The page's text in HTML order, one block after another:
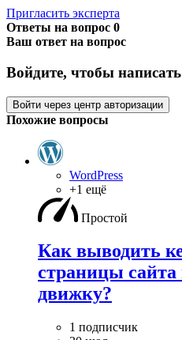
Пригласить эксперта
Ответы на вопрос 0
Ваш ответ на вопрос
Войдите, чтобы написать
Войти через центр авторизации
Похожие вопросы
WordPress
+1 ещё
Простой
Как выводить
страницы сайта
движку?
1 подписчик